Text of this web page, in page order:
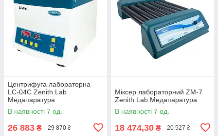
Центрифуга лабораторна
LC-04C Zenith Lab
Медапаратура
В наявності 7 од.
26 883 ₴ 29 870 ₴
Міксер лабораторний ZM-7
Zenith Lab Медапаратура
В наявності 7 од.
18 474,30 ₴ 20 527 ₴